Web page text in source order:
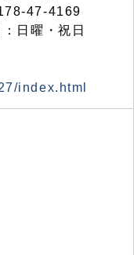
47-4169
日曜・祝日
index.html